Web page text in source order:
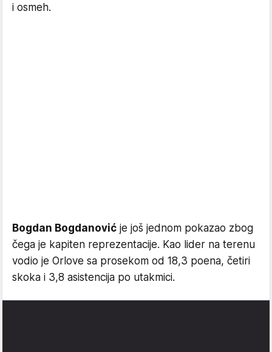
i osmeh.
Bogdan Bogdanović je još jednom pokazao zbog
čega je kapiten reprezentacije. Kao lider na terenu
vodio je Orlove sa prosekom od 18,3 poena, četiri
skoka i 3,8 asistencija po utakmici.